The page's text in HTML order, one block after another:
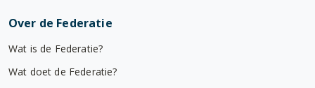
Over de Federatie
Wat is de Federatie?
Wat doet de Federatie?